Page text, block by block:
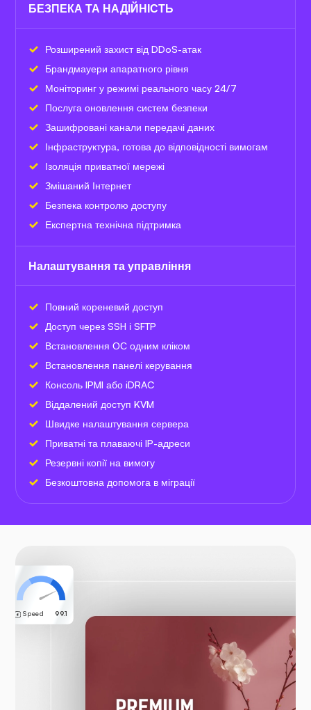
БЕЗПЕКА ТА НАДІЙНІСТЬ
Розширений захист від DDoS-атак
Брандмауери апаратного рівня
Моніторинг у режимі реального часу 24/7
Послуга оновлення систем безпеки
Зашифровані канали передачі даних
Інфраструктура, готова до відповідності вимогам
Ізоляція приватної мережі
Змішаний Інтернет
Безпека контролю доступу
Експертна технічна підтримка
Налаштування та управління
Повний кореневий доступ
Доступ через SSH і SFTP
Встановлення ОС одним кліком
Встановлення панелі керування
Консоль IPMI або iDRAC
Віддалений доступ KVM
Швидке налаштування сервера
Приватні та плаваючі IP-адреси
Резервні копії на вимогу
Безкоштовна допомога в міграції
Speed 99.1